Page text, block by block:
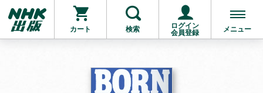
カート 検索
ログイン
会員登録
メニュー